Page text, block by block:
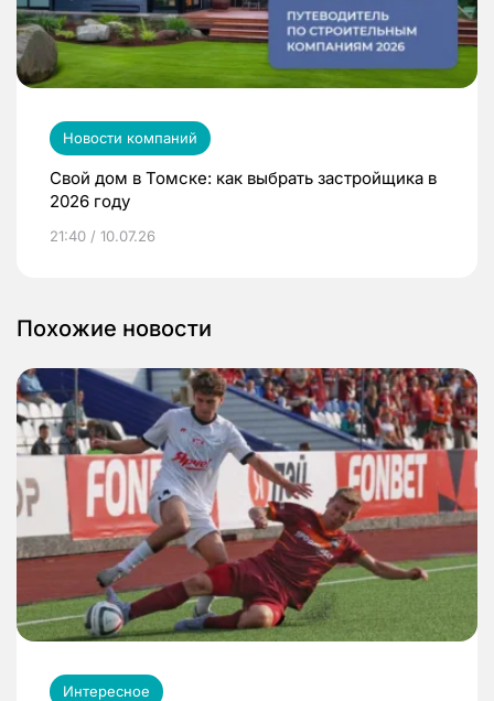
Новости компаний
Свой дом в Томске: как выбрать застройщика в
2026 году
21:40 / 10.07.26
Похожие новости
Интересное